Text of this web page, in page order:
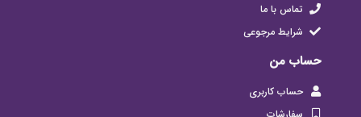
تماس با ما
شرایط مرجوعی
حساب من
حساب کاربری
سفارشات